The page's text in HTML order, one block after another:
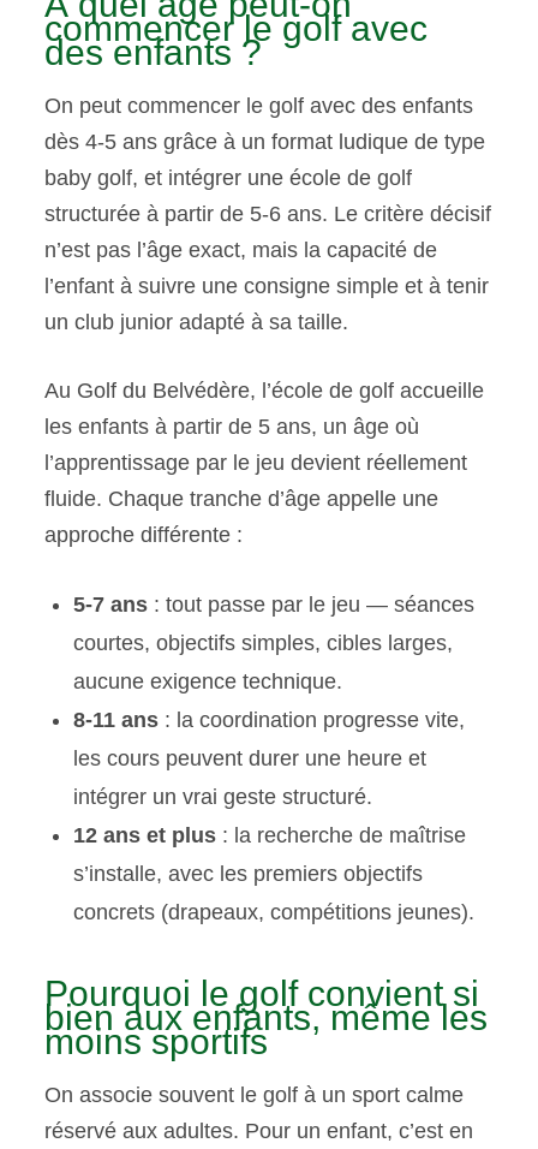
commencer le golf avec
des enfants ?
On peut commencer le golf avec des enfants
dès 4-5 ans grâce à un format ludique de type
baby golf, et intégrer une école de golf
structurée à partir de 5-6 ans. Le critère décisif
n’est pas l’âge exact, mais la capacité de
l’enfant à suivre une consigne simple et à tenir
un club junior adapté à sa taille.
Au Golf du Belvédère, l’école de golf accueille
les enfants à partir de 5 ans, un âge où
l’apprentissage par le jeu devient réellement
fluide. Chaque tranche d’âge appelle une
approche différente :
5-7 ans: tout passe par le jeu — séances
courtes, objectifs simples, cibles larges,
aucune exigence technique.
8-11 ans: la coordination progresse vite,
les cours peuvent durer une heure et
intégrer un vrai geste structuré.
12 ans et plus: la recherche de maîtrise
s’installe, avec les premiers objectifs
concrets (drapeaux, compétitions jeunes).
Pourquoi le golf convient si
bien aux enfants, même les
moins sportifs
On associe souvent le golf à un sport calme
réservé aux adultes. Pour un enfant, c’est en